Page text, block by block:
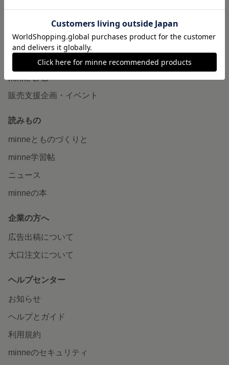
食品販売
ヴィンテージ販売
ダウンロード販売
minne PLUS
minne LAB
販売支援企画・イベント
読みもの
minneとものづくりと
minne学習帖
ニュース
minneの本
企業の方へ
広告出稿について
大口注文について
ヘルプセンター
お知らせ
ヘルプとガイド
利用規約
minneのセキュリティ